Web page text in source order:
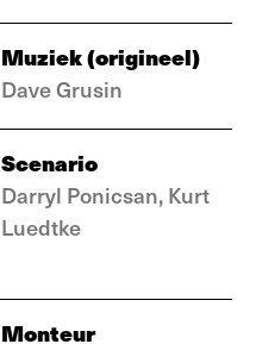
Muziek (origineel)
Dave Grusin
Scenario
Darryl Ponicsan, Kurt
Luedtke
Monteur